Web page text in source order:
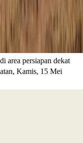
area persiapan dekat
Kamis, 15 Mei